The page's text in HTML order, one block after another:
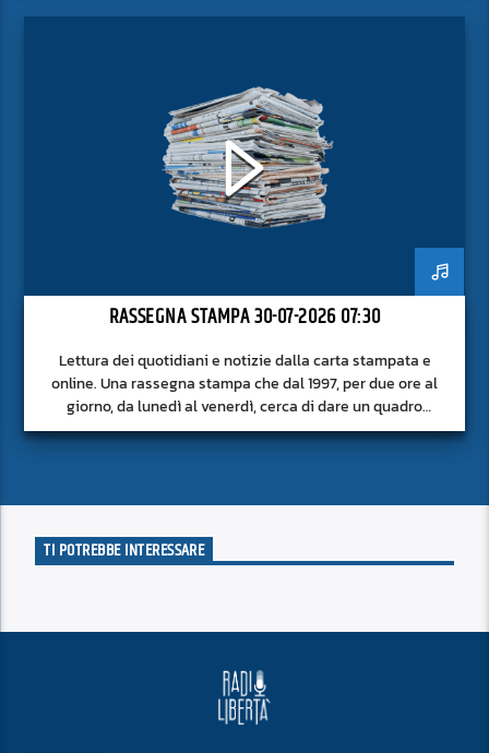
RASSEGNA STAMPA 30-07-2026 07:30
Lettura dei quotidiani e notizie dalla carta stampata e
online. Una rassegna stampa che dal 1997, per due ore al
giorno, da lunedì al venerdì, cerca di dare un quadro
approfondito delle notizie del giorno, senza fermarsi alla
TI POTREBBE INTERESSARE